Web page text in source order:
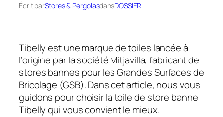
Écrit parStores & PergolasdansDOSSIER
Tibelly est une marque de toiles lancée à
l’origine par la société Mitjavilla, fabricant de
stores bannes pour les Grandes Surfaces de
Bricolage (GSB). Dans cet article, nous vous
guidons pour choisir la toile de store banne
Tibelly qui vous convient le mieux.